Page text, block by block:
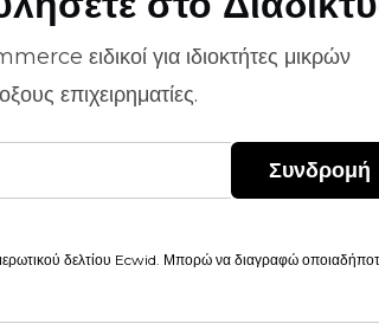
ειδικοί για ιδιοκτήτες μικρών
επιχειρηματίες.
Συνδρομή
δελτίου Ecwid. Μπορώ να διαγραφώ